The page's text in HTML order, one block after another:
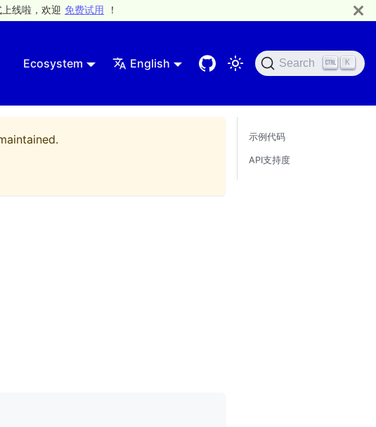
线啦，欢迎 免费试用 ！
Ecosystem English Search K
示例代码
API支持度